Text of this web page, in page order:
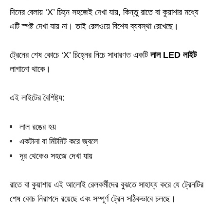
দিনের বেলায় ‘X’ চিহ্ন সহজেই দেখা যায়, কিন্তু রাতে বা কুয়াশার মধ্যে
এটি স্পষ্ট দেখা যায় না। তাই রেলওয়ে বিশেষ ব্যবস্থা রেখেছে।
ট্রেনের শেষ কোচে ‘X’ চিহ্নের নিচে সাধারণত একটি লাল LED লাইট
লাগানো থাকে।
এই লাইটের বৈশিষ্ট্য:
লাল রঙের হয়
একটানা বা মিটমিট করে জ্বলে
দূর থেকেও সহজে দেখা যায়
রাতে বা কুয়াশায় এই আলোই রেলকর্মীদের বুঝতে সাহায্য করে যে ট্রেনটির
শেষ কোচ নিরাপদে রয়েছে এবং সম্পূর্ণ ট্রেন সঠিকভাবে চলছে।